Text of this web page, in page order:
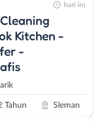
Kitchen -
-
Tahun Sleman
hari ini